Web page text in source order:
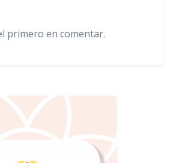
primero en comentar.